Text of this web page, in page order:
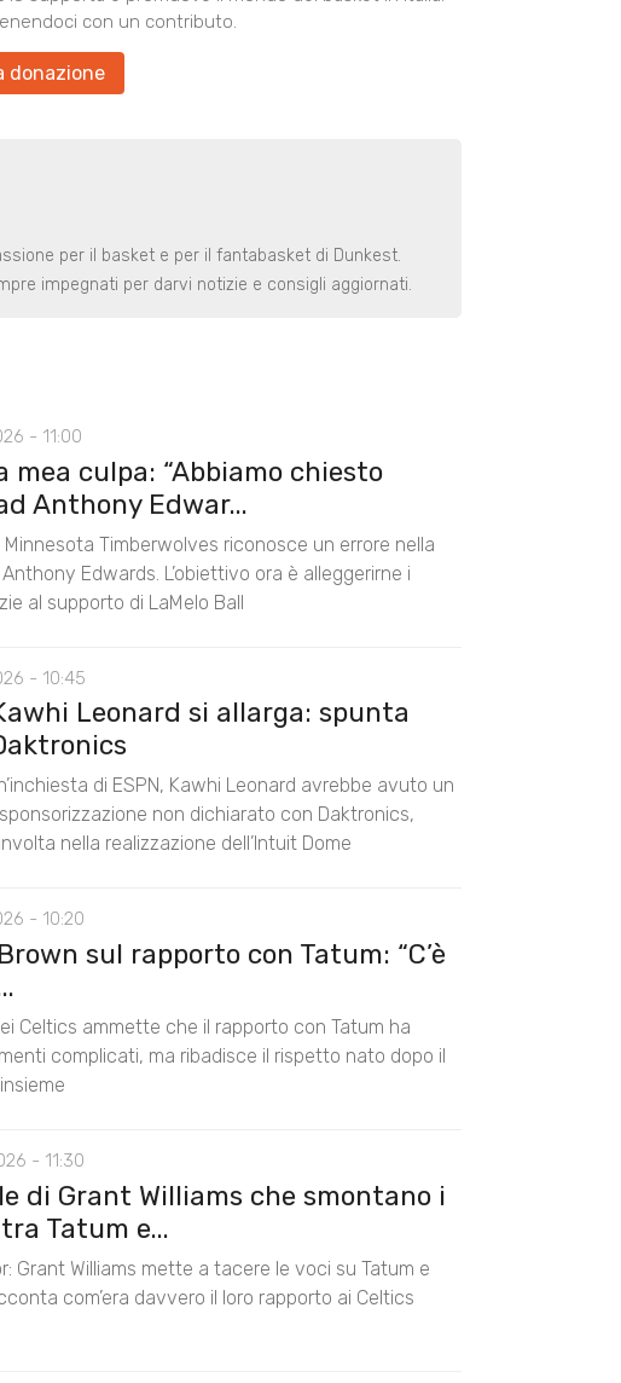
con un contributo.
donazione
per il basket e per il fantabasket di Dunkest.
impegnati per darvi notizie e consigli aggiornati.
- 11:00
mea culpa: “Abbiamo chiesto
Anthony Edwar...
Minnesota Timberwolves riconosce un errore nella
Edwards. L’obiettivo ora è alleggerirne i
al supporto di LaMelo Ball
- 10:45
Leonard si allarga: spunta
di ESPN, Kawhi Leonard avrebbe avuto un
non dichiarato con Daktronics,
nella realizzazione dell’Intuit Dome
- 10:20
sul rapporto con Tatum: “C’è
Celtics ammette che il rapporto con Tatum ha
complicati, ma ribadisce il rispetto nato dopo il
- 11:30
di Grant Williams che smontano i
Tatum e...
Grant Williams mette a tacere le voci su Tatum e
com’era davvero il loro rapporto ai Celtics